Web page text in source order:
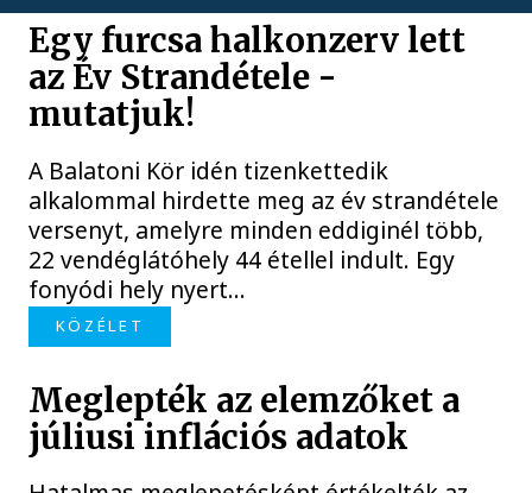
Egy furcsa halkonzerv lett
az Év Strandétele -
mutatjuk!
A Balatoni Kör idén tizenkettedik
alkalommal hirdette meg az év strandétele
versenyt, amelyre minden eddiginél több,
22 vendéglátóhely 44 étellel indult. Egy
fonyódi hely nyert...
KÖZÉLET
Meglepték az elemzőket a
júliusi inflációs adatok